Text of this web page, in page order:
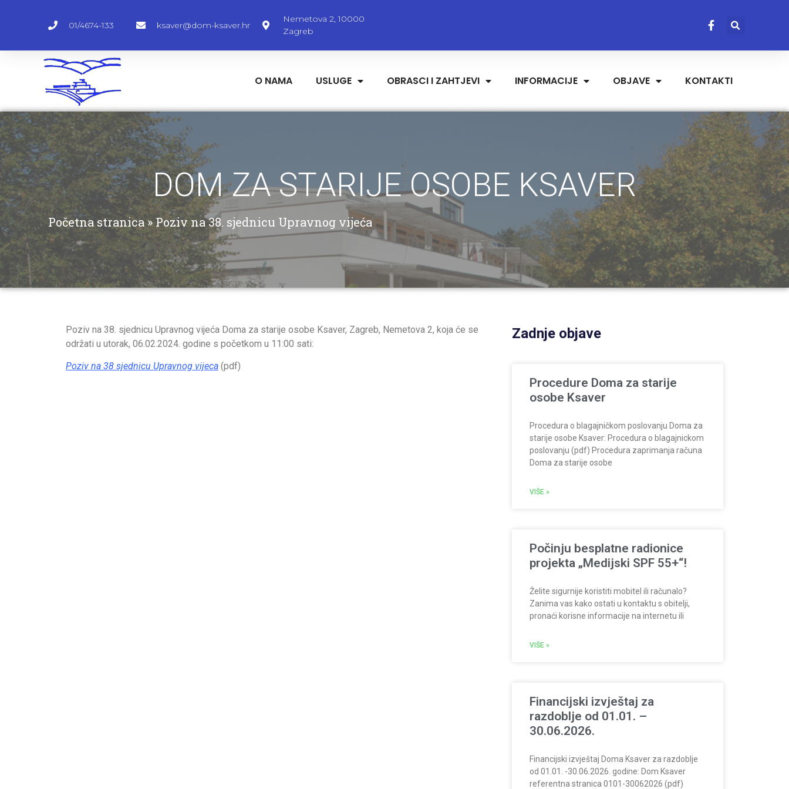
01/4674-133 ksaver@dom-ksaver.hr
Nemetova 2, 10000
Zagreb
O NAMA USLUGE OBRASCI I ZAHTJEVI INFORMACIJE OBJAVE KONTAKTI
DOM ZA STARIJE OSOBE KSAVER
Početna stranica»Poziv na 38. sjednicu Upravnog vijeća
Poziv na 38. sjednicu Upravnog vijeća Doma za starije osobe Ksaver, Zagreb, Nemetova 2, koja će se
održati u utorak, 06.02.2024. godine s početkom u 11:00 sati:
Poziv na 38 sjednicu Upravnog vijeca (pdf)
Zadnje objave
Procedure Doma za starije
osobe Ksaver
Procedura o blagajničkom poslovanju Doma za
starije osobe Ksaver: Procedura o blagajnickom
poslovanju (pdf) Procedura zaprimanja računa
Doma za starije osobe
VIŠE »
Počinju besplatne radionice
projekta „Medijski SPF 55+“!
Želite sigurnije koristiti mobitel ili računalo?
Zanima vas kako ostati u kontaktu s obitelji,
pronaći korisne informacije na internetu ili
VIŠE »
Financijski izvještaj za
razdoblje od 01.01. –
30.06.2026.
Financijski izvještaj Doma Ksaver za razdoblje
od 01.01. -30.06.2026. godine: Dom Ksaver
referentna stranica 0101-30062026 (pdf)